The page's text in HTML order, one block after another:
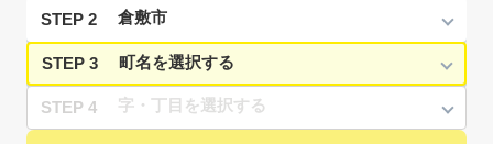
STEP 2
STEP 3
STEP 4